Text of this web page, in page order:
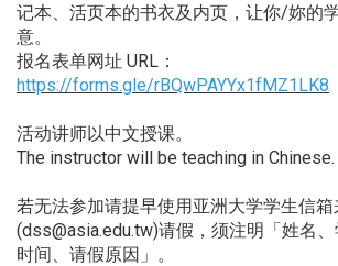
记本、活页本的书衣及内页，让你/妳的
意。
报名表单网址 URL：
https://forms.gle/rBQwPAYYx1fMZ1LK8
活动讲师以中文授课。
The instructor will be teaching in Chinese.
若无法参加请提早使用亚洲大学学生信箱
(dss@asia.edu.tw)请假，须注明「姓名
时间、请假原因」。